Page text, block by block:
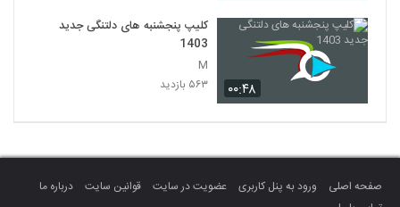
۰۰:۴۸
کلیپ پنجشنبه های دلتنگی جدید
1403
M
۵۶۳ بازدید
صفحه اصلی ورود به پنل کاربری عضویت در سایت قوانین سایت
درباره ما